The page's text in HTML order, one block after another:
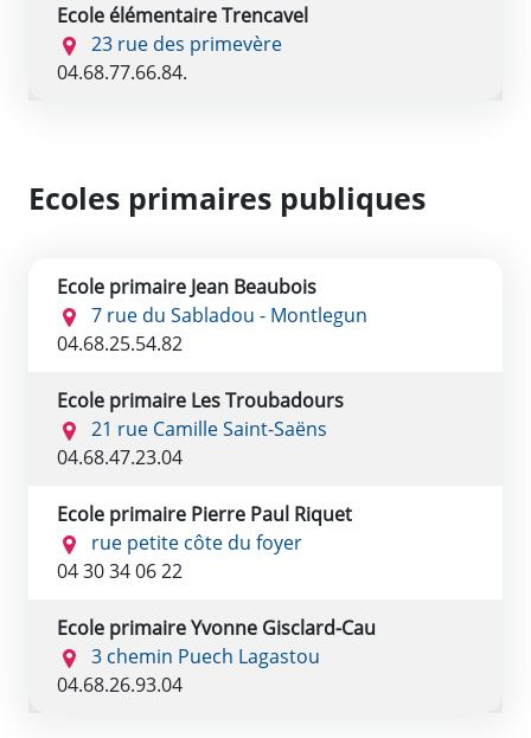
Ecole élémentaire Trencavel
23 rue des primevère
04.68.77.66.84.
Ecoles primaires publiques
Ecole primaire Jean Beaubois
7 rue du Sabladou - Montlegun
04.68.25.54.82
Ecole primaire Les Troubadours
21 rue Camille Saint-Saëns
04.68.47.23.04
Ecole primaire Pierre Paul Riquet
rue petite côte du foyer
04 30 34 06 22
Ecole primaire Yvonne Gisclard-Cau
3 chemin Puech Lagastou
04.68.26.93.04